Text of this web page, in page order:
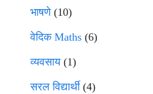
भाषणे(10)
वेदिक Maths (6)
व्यवसाय(1)
सरल विद्यार्थी(4)